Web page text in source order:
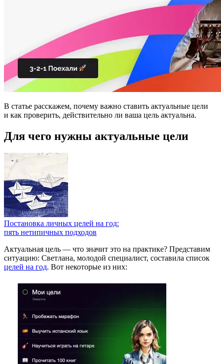
В статье расскажем, почему важно ставить актуальные цели
и как проверить, действительно ли ваша цель актуальна.
Для чего нужны актуальные цели
Постановка личных целей на год:
пять нетипичных подходов
Актуальная цель — что значит это на практике? Представим
ситуацию: Светлана, молодой специалист, составила список
целей на год. Вот некоторые из них: